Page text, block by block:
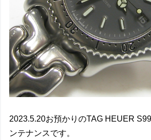
2023.5.20お預かりのTAG HEUER
ンテナンスです。